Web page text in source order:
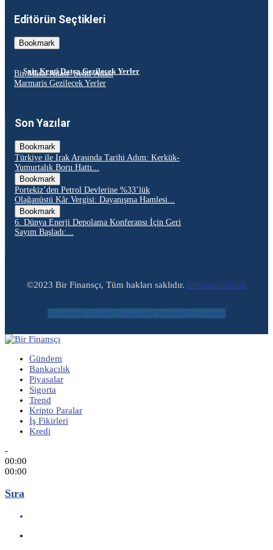
Editörün Seçtikleri
Bookmark
Şair Kenti Datça Gezilecek Yerler
Bir Masal Adası: Sedir Adası
Marmaris Gezilecek Yerler
Son Yazılar
Bookmark
Türkiye ile Irak Arasında Tarihi Adım: Kerkük-
Yumurtalık Boru Hattı...
Bookmark
Portekiz’den Petrol Devlerine %33’lük
Olağanüstü Kâr Vergisi: Dayanışma Hamlesi...
Bookmark
6. Dünya Enerji Depolama Konferansı İçin Geri
Sayım Başladı:...
©2023 Bir Finansçı, Tüm hakları saklıdır. birfinansci.com
Facebook Twitter Instagram Youtube Envelope
Gündem
Bankacılık
Piyasalar
Sigorta
Trend
Kripto Paralar
İş Fikirleri
Kredi
-
00:00
00:00
Sıra